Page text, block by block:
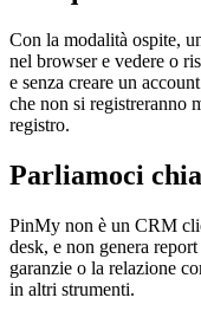
Con la modalità ospite,
nel browser e vedere o
e senza creare un
che non si registreranno
registro.
Parliamoci
PinMy non è un CRM
desk, e non genera
garanzie o la relazione
in altri strumenti.